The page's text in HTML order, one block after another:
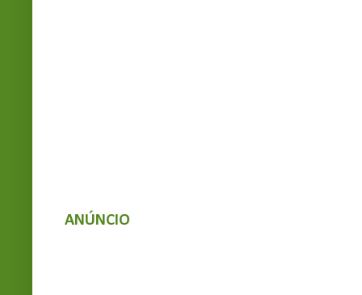
ANÚNCIO